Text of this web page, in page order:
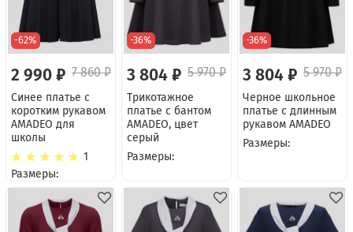
-62%
2 990 ₽ 7 860 ₽
Синее платье с
коротким рукавом
AMADEO для
школы
1
Размеры:
-36%
3 804 ₽ 5 970 ₽
Трикотажное
платье с бантом
AMADEO, цвет
серый
Размеры:
-36%
3 804 ₽ 5 970 ₽
Черное школьное
платье с длинным
рукавом AMADEO
Размеры: